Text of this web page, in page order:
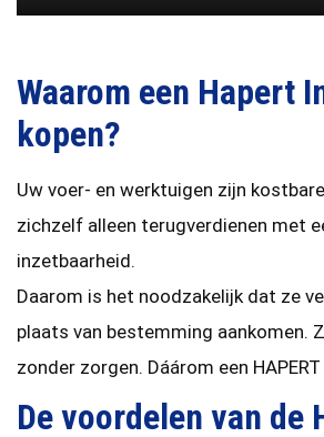
Waarom een Hapert
kopen?
Uw voer- en werktuigen zijn
zichzelf alleen terugverdienen met
inzetbaarheid.
Daarom is het noodzakelijk dat ze
plaats van bestemming aankomen.
zonder zorgen. Dáárom een HAPERT
De voordelen van de